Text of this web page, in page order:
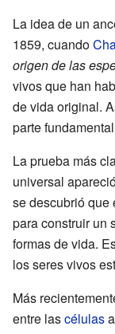
La idea de un
1859, cuando
origen de las
vivos que han
de vida original.
parte
La prueba más
universal
se descubrió que
para construir un
formas de vida.
los seres vivos
Más
entre lascélulas